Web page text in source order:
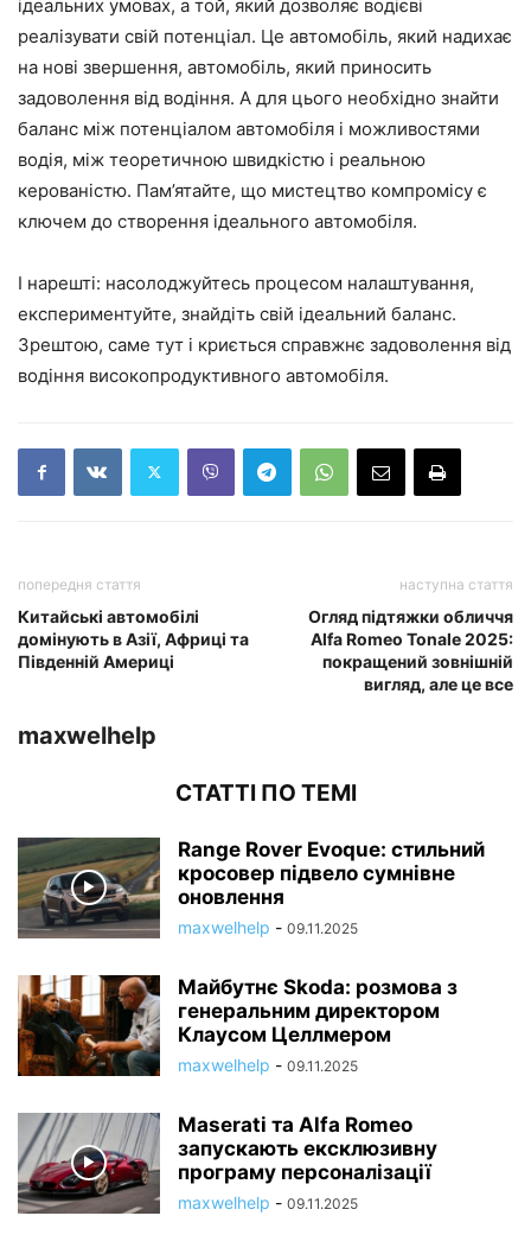
ідеальних умовах, а той, який дозволяє водієві
реалізувати свій потенціал. Це автомобіль, який надихає
на нові звершення, автомобіль, який приносить
задоволення від водіння. А для цього необхідно знайти
баланс між потенціалом автомобіля і можливостями
водія, між теоретичною швидкістю і реальною
керованістю. Пам’ятайте, що мистецтво компромісу є
ключем до створення ідеального автомобіля.
І нарешті: насолоджуйтесь процесом налаштування,
експериментуйте, знайдіть свій ідеальний баланс.
Зрештою, саме тут і криється справжнє задоволення від
водіння високопродуктивного автомобіля.
попередня стаття
Китайські автомобілі
домінують в Азії, Африці та
Південній Америці
наступна стаття
Огляд підтяжки обличчя
Alfa Romeo Tonale 2025:
покращений зовнішній
вигляд, але це все
maxwelhelp
СТАТТІ ПО ТЕМІ
Range Rover Evoque: стильний
кросовер підвело сумнівне
оновлення
maxwelhelp - 09.11.2025
Майбутнє Skoda: розмова з
генеральним директором
Клаусом Целлмером
maxwelhelp - 09.11.2025
Maserati та Alfa Romeo
запускають ексклюзивну
програму персоналізації
maxwelhelp - 09.11.2025